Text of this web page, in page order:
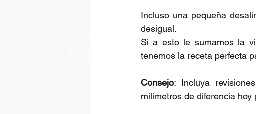
Incluso una pequeña
desigual.
Si a esto le sumamos la
tenemos la receta perfecta
Consejo: Incluya
milímetros de diferencia